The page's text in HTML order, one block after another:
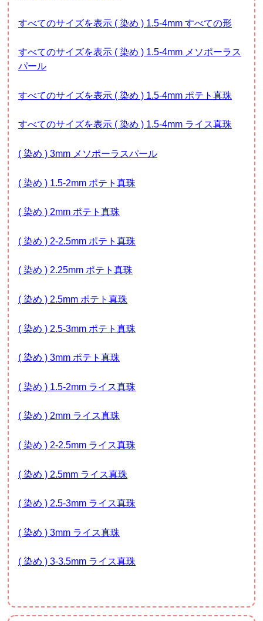
すべてのサイズを表示 ( 染め ) 1.5-4mm すべての形
すべてのサイズを表示 ( 染め ) 1.5-4mm メソポーラス
パール
すべてのサイズを表示 ( 染め ) 1.5-4mm ポテト真珠
すべてのサイズを表示 ( 染め ) 1.5-4mm ライス真珠
( 染め ) 3mm メソポーラスパール
( 染め ) 1.5-2mm ポテト真珠
( 染め ) 2mm ポテト真珠
( 染め ) 2-2.5mm ポテト真珠
( 染め ) 2.25mm ポテト真珠
( 染め ) 2.5mm ポテト真珠
( 染め ) 2.5-3mm ポテト真珠
( 染め ) 3mm ポテト真珠
( 染め ) 1.5-2mm ライス真珠
( 染め ) 2mm ライス真珠
( 染め ) 2-2.5mm ライス真珠
( 染め ) 2.5mm ライス真珠
( 染め ) 2.5-3mm ライス真珠
( 染め ) 3mm ライス真珠
( 染め ) 3-3.5mm ライス真珠